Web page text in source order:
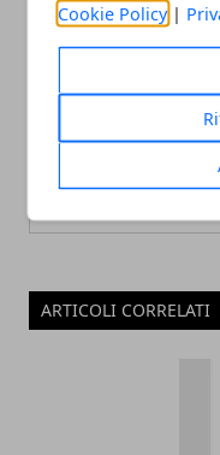
Cookie Policy |
ARTICOLI CORRELATI